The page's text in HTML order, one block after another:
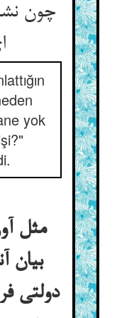
چون
yok
مثل
بیان
دولتی